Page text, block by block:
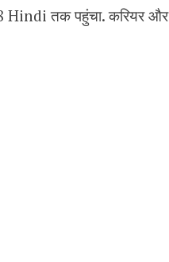
Hindi तक पहुंचा. करियर और